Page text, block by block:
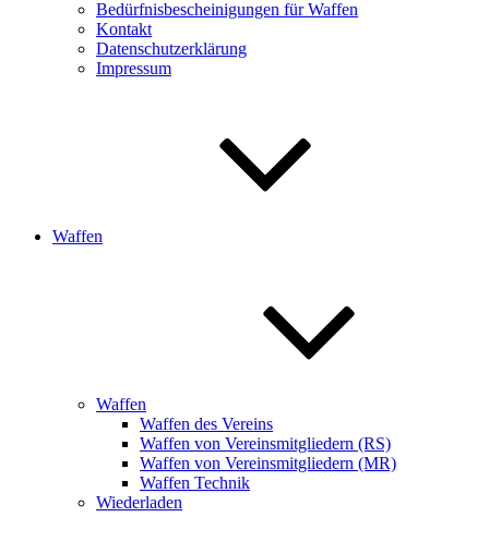
Bedürfnisbescheinigungen für Waffen
Kontakt
Datenschutzerklärung
Impressum
Waffen
Waffen
Waffen des Vereins
Waffen von Vereinsmitgliedern (RS)
Waffen von Vereinsmitgliedern (MR)
Waffen Technik
Wiederladen